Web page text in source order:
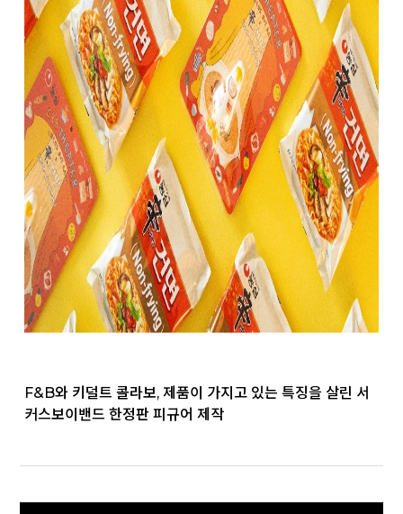
F&B와 키덜트 콜라보, 제품이 가지고 있는 특징을 살린 서
커스보이밴드 한정판 피규어 제작